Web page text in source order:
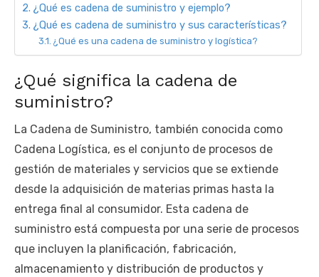
¿Qué es cadena de suministro y ejemplo?
¿Qué es cadena de suministro y sus características?
¿Qué es una cadena de suministro y logística?
¿Qué significa la cadena de
suministro?
La Cadena de Suministro, también conocida como
Cadena Logística, es el conjunto de procesos de
gestión de materiales y servicios que se extiende
desde la adquisición de materias primas hasta la
entrega final al consumidor. Esta cadena de
suministro está compuesta por una serie de procesos
que incluyen la planificación, fabricación,
almacenamiento y distribución de productos y